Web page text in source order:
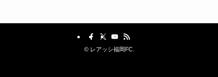
©レアッシ福岡FC.